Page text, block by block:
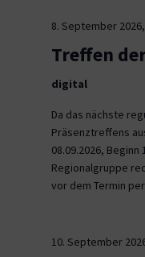
8. September
Treffen
digital
Da das nächste
Präsenztreffens
08.09.2026,
Regionalgruppe
vor dem Termin
10. September